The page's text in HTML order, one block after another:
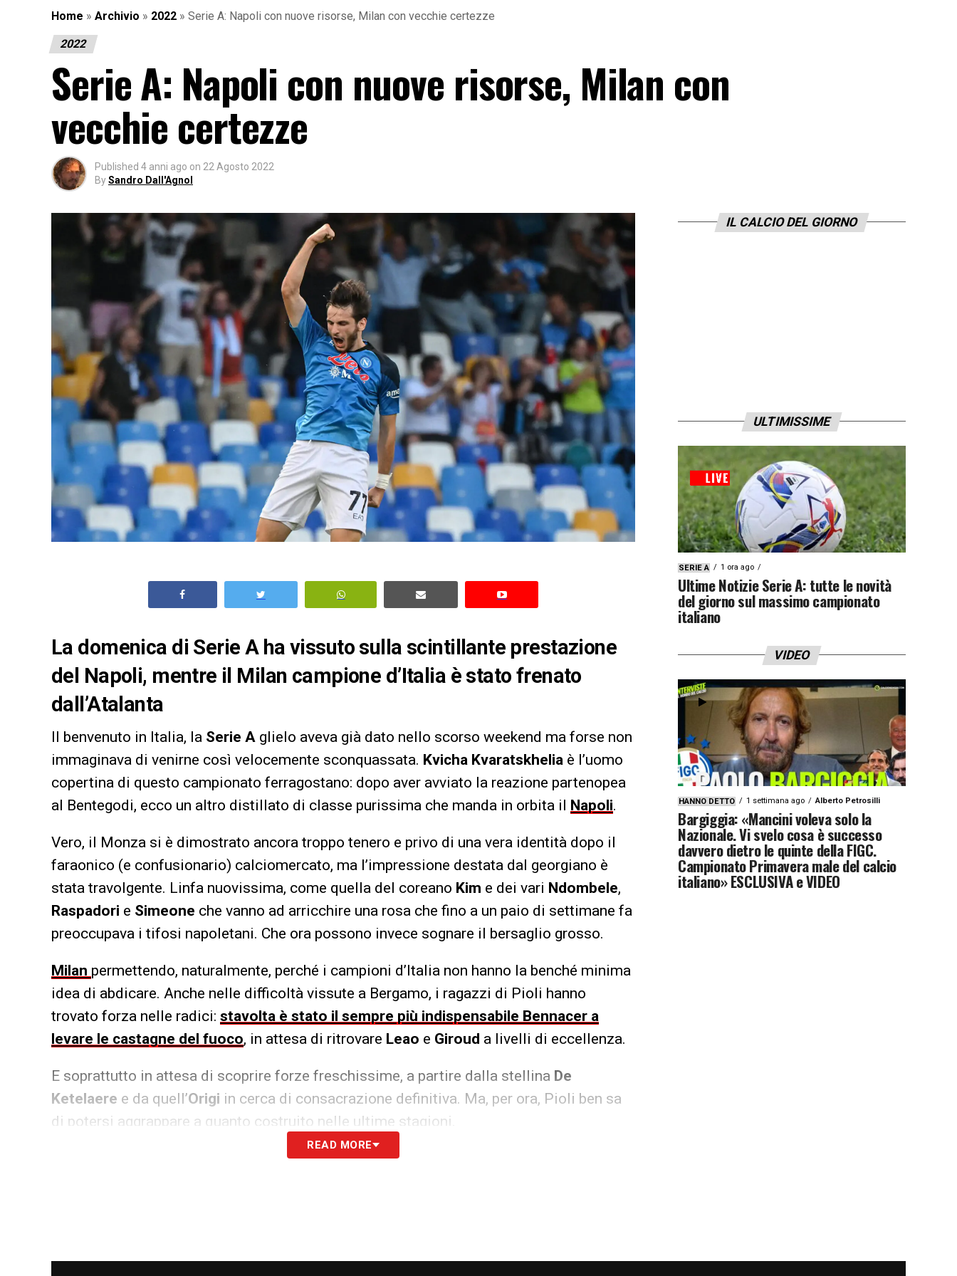
Home » Archivio » 2022 » Serie A: Napoli con nuove risorse, Milan con vecchie certezze
2022
Serie A: Napoli con nuove risorse, Milan con
vecchie certezze
Published 4 anni ago on 22 Agosto 2022
BySandro Dall'Agnol
La domenica di Serie A ha vissuto sulla scintillante prestazione
del Napoli, mentre il Milan campione d’Italia è stato frenato
dall’Atalanta
Il benvenuto in Italia, la Serie A glielo aveva già dato nello scorso weekend ma forse non
immaginava di venirne così velocemente sconquassata. Kvicha Kvaratskhelia è l’uomo
copertina di questo campionato ferragostano: dopo aver avviato la reazione partenopea
al Bentegodi, ecco un altro distillato di classe purissima che manda in orbita il Napoli.
Vero, il Monza si è dimostrato ancora troppo tenero e privo di una vera identità dopo il
faraonico (e confusionario) calciomercato, ma l’impressione destata dal georgiano è
stata travolgente. Linfa nuovissima, come quella del coreano Kim e dei vari Ndombele,
Raspadori e Simeone che vanno ad arricchire una rosa che fino a un paio di settimane fa
preoccupava i tifosi napoletani. Che ora possono invece sognare il bersaglio grosso.
Milan permettendo, naturalmente, perché i campioni d’Italia non hanno la benché minima
idea di abdicare. Anche nelle difficoltà vissute a Bergamo, i ragazzi di Pioli hanno
trovato forza nelle radici: stavolta è stato il sempre più indispensabile Bennacer a
levare le castagne del fuoco, in attesa di ritrovare Leao e Giroud a livelli di eccellenza.
E soprattutto in attesa di scoprire forze freschissime, a partire dalla stellina De
Ketelaere e da quell’Origi in cerca di consacrazione definitiva. Ma, per ora, Pioli ben sa
di potersi aggrappare a quanto costruito nelle ultime stagioni.
READ MORE
IL CALCIO DEL GIORNO
ULTIMISSIME
SERIE A 1 ora ago
Ultime Notizie Serie A: tutte le novità
del giorno sul massimo campionato
italiano
VIDEO
HANNO DETTO 1 settimana ago Alberto Petrosilli
Bargiggia: «Mancini voleva solo la
Nazionale. Vi svelo cosa è successo
davvero dietro le quinte della FIGC.
Campionato Primavera male del calcio
italiano» ESCLUSIVA e VIDEO